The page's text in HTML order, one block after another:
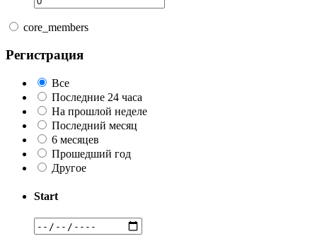
core_members
Регистрация
Все
Последние 24 часа
На прошлой неделе
Последний месяц
6 месяцев
Прошедший год
Другое
Start